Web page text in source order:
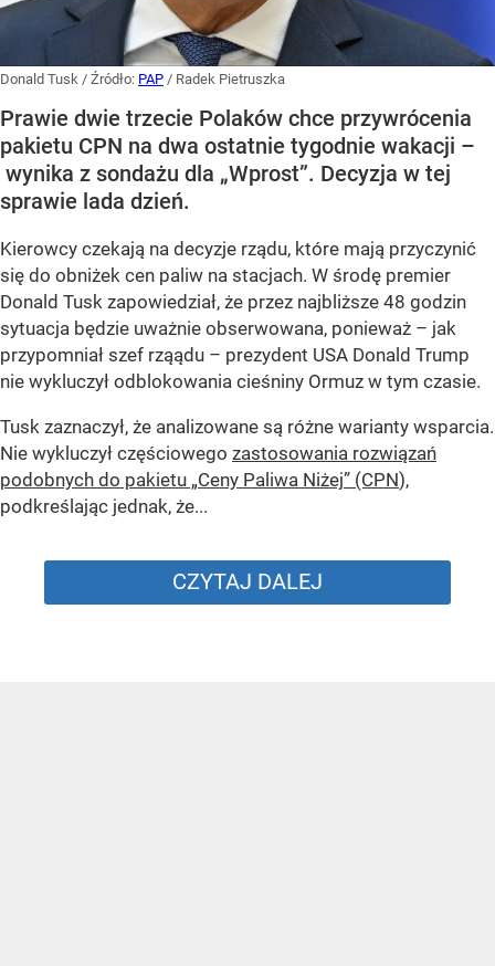
Donald Tusk / Źródło: PAP / Radek Pietruszka
Prawie dwie trzecie Polaków chce przywrócenia
pakietu CPN na dwa ostatnie tygodnie wakacji –
wynika z sondażu dla „Wprost”. Decyzja w tej
sprawie lada dzień.
Kierowcy czekają na decyzje rządu, które mają przyczynić
się do obniżek cen paliw na stacjach. W środę premier
Donald Tusk zapowiedział, że przez najbliższe 48 godzin
sytuacja będzie uważnie obserwowana, ponieważ – jak
przypomniał szef rząądu – prezydent USA Donald Trump
nie wykluczył odblokowania cieśniny Ormuz w tym czasie.
Tusk zaznaczył, że analizowane są różne warianty wsparcia.
Nie wykluczył częściowego zastosowania rozwiązań
podobnych do pakietu „Ceny Paliwa Niżej” (CPN),
podkreślając jednak, że...
CZYTAJ DALEJ